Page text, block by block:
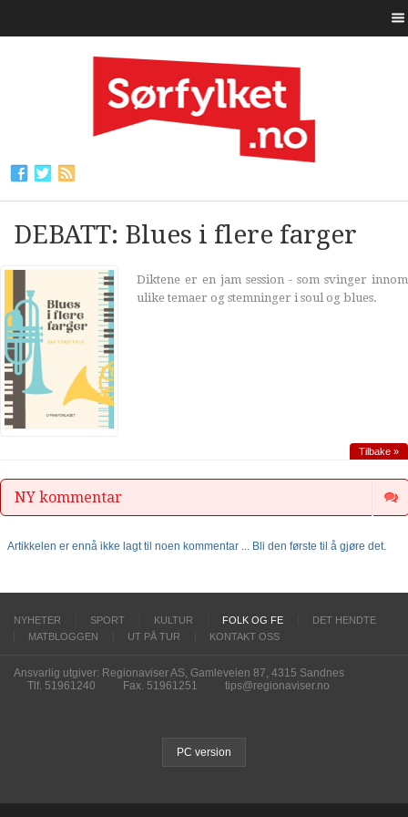
DEBATT: Blues i flere farger
Diktene er en jam session - som svinger innom
ulike temaer og stemninger i soul og blues.
Tilbake »
NY kommentar
Artikkelen er ennå ikke lagt til noen kommentar ... Bli den første til å gjøre det.
NYHETER SPORT KULTUR FOLK OG FE
DET HENDTE
MATBLOGGEN
UT PÅ TUR KONTAKT OSS
Ansvarlig utgiver: Regionaviser AS, Gamleveien 87, 4315 Sandnes
Tlf. 51961240
Fax. 51961251 tips@regionaviser.no
PC version